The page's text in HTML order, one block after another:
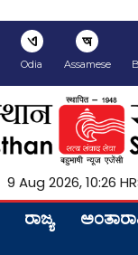
ଏ
Odia
অ
Assamese
9 Aug 2026, 10:26
ರಾಜ್ಯ